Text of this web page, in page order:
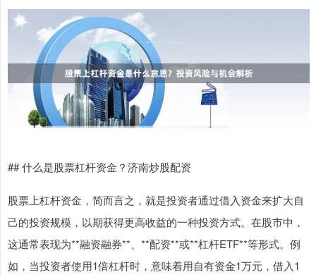
## 什么是股票杠杆资金？济南炒股配资
股票上杠杆资金，简而言之，就是投资者通过借入资金来扩大自
己的投资规模，以期获得更高收益的一种投资方式。在股市中，
这通常表现为**融资融券**、**配资**或**杠杆ETF**等形式。例
如，当投资者使用1倍杠杆时，意味着用自有资金1万元，借入1